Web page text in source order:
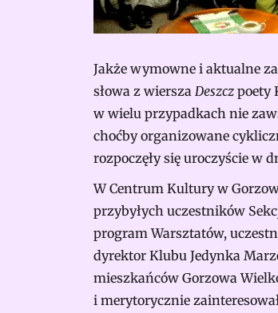
Jakże wymowne i aktualne
słowa z wiersza Deszcz poety
w wielu przypadkach nie
choćby organizowane
rozpoczęły się uroczyście w
W Centrum Kultury w
przybyłych uczestników
program Warsztatów,
dyrektor Klubu Jedynka
mieszkańców Gorzowa
i merytorycznie